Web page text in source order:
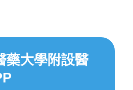
藥大學附設醫